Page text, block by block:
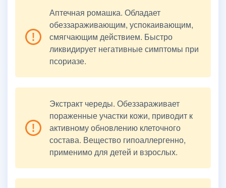
Аптечная ромашка. Обладает
обеззараживающим, успокаивающим,
смягчающим действием. Быстро
ликвидирует негативные симптомы при
псориазе.
Экстракт череды. Обеззараживает
пораженные участки кожи, приводит к
активному обновлению клеточного
состава. Вещество гипоаллергенно,
применимо для детей и взрослых.